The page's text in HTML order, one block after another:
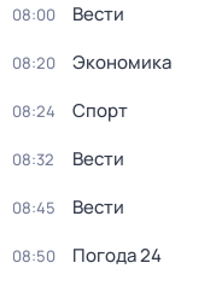
08:00 Вести
08:20 Экономика
08:24 Спорт
08:32 Вести
08:45 Вести
08:50 Погода 24